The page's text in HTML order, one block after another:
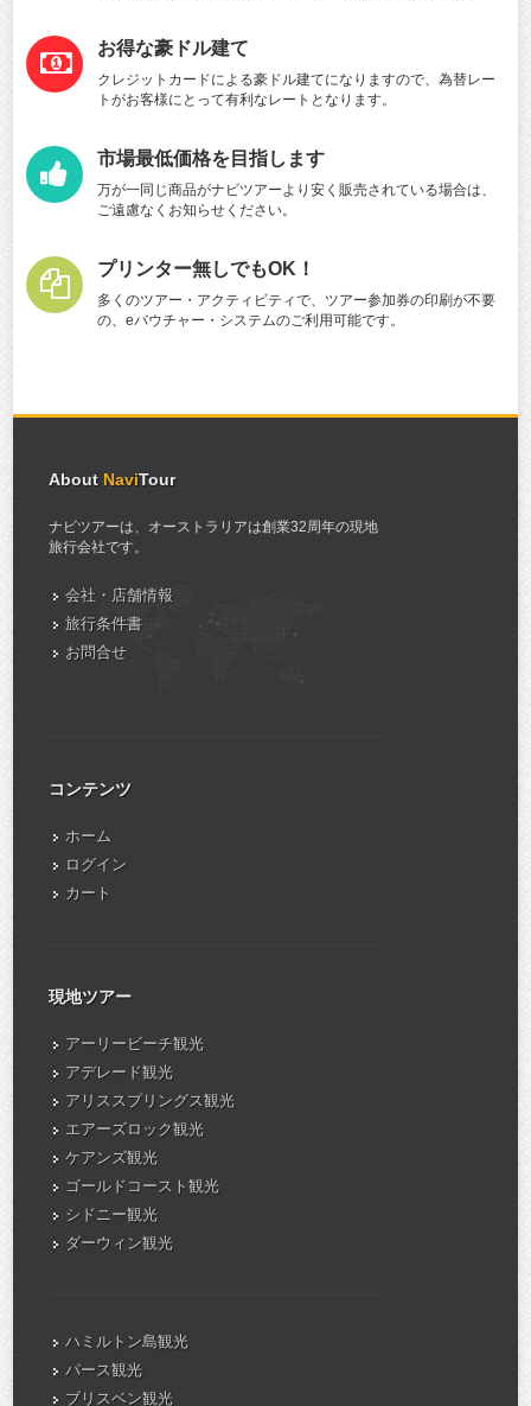
お得な豪ドル建て
クレジットカードによる豪ドル建てになりますので、為替レー
トがお客様にとって有利なレートとなります。
市場最低価格を目指します
万が一同じ商品がナビツアーより安く販売されている場合は、
ご遠慮なくお知らせください。
プリンター無しでもOK！
多くのツアー・アクティビティで、ツアー参加券の印刷が不要
の、eバウチャー・システムのご利用可能です。
About NaviTour
ナビツアーは、オーストラリアは創業32周年の現地
旅行会社です。
会社・店舗情報
旅行条件書
お問合せ
コンテンツ
ホーム
ログイン
カート
現地ツアー
アーリービーチ観光
アデレード観光
アリススプリングス観光
エアーズロック観光
ケアンズ観光
ゴールドコースト観光
シドニー観光
ダーウィン観光
ハミルトン島観光
パース観光
ブリスベン観光